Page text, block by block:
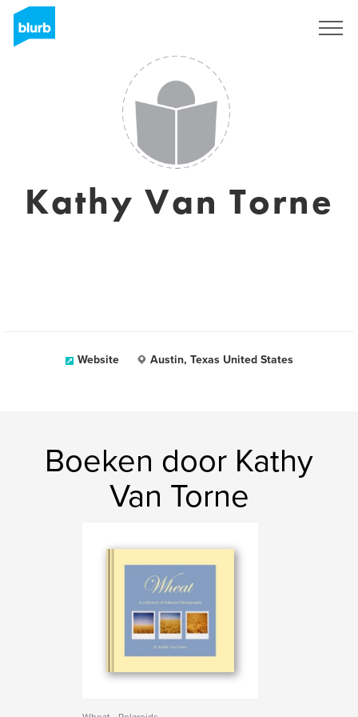
Kathy Van Torne
Website Austin, Texas United States
Boeken door Kathy
Van Torne